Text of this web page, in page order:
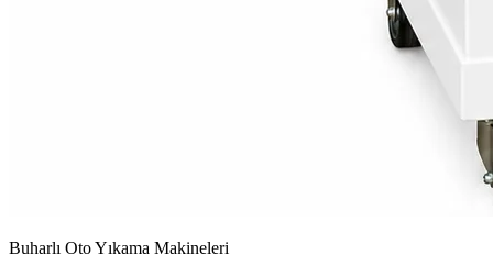
Buharlı Oto Yıkama Makineleri